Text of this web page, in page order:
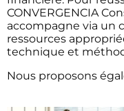
CONVERGENCIA
accompagne via un
ressources
technique et
Nous proposons